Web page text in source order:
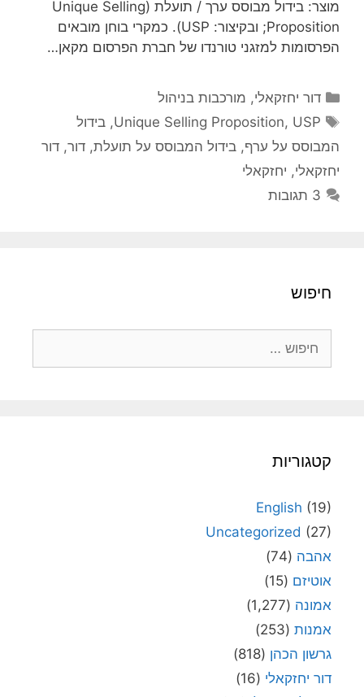
מוצר: בידול מבוסס ערך / תועלת (Unique Selling
Proposition; ובקיצור: USP). כמקרי בוחן מובאים
הפרסומות למזגני טורנדו של חברת הפרסום מקאן…
קטגוריות
דור יחזקאלי, מורכבות בניהול
תגיות Unique Selling Proposition, USP
,בידול
המבוסס על ערף, בידול המבוסס על תועלת, דור, דור
יחזקאלי, יחזקאלי
3 תגובות
חיפוש
קטגוריות
English (19)
Uncategorized (27)
אהבה (74)
אוטיזם (15)
אמונה (1,277)
אמנות (253)
גרשון הכהן (818)
דור יחזקאלי (16)